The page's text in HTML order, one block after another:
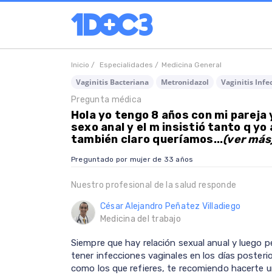
Inicio / Especialidades / Medicina General
Vaginitis Bacteriana Metronidazol
Vaginitis
Pregunta médica
Hola yo tengo 8 años con mi
sexo anal y el m insistió tanto q yo
también claro queríamos...(ver
Preguntado por mujer de 33 años
Nuestro profesional de la salud responde
César Alejandro Peñatez Villadiego
Medicina del trabajo
Siempre que hay relación sexual anual y luego
tener infecciones vaginales en los días
como los que refieres, te recomiendo